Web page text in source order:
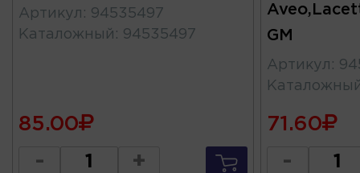
Артикул : 94535497
Каталожный : 94535497
85.00
- +
GM
Артикул :
71.60
-